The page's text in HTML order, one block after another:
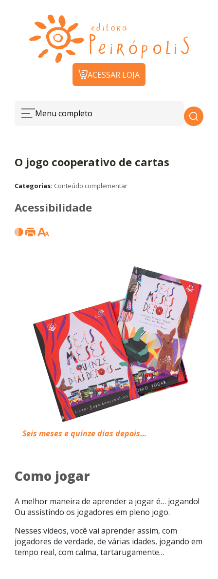
ACESSAR LOJA
Menu completo
O jogo cooperativo de cartas
Categorias: Conteúdo complementar
Acessibilidade
Seis meses e quinze dias depois…
Como jogar
A melhor maneira de aprender a jogar é… jogando!
Ou assistindo os jogadores em pleno jogo.
Nesses vídeos, você vai aprender assim, com
jogadores de verdade, de várias idades, jogando em
tempo real, com calma, tartarugamente…